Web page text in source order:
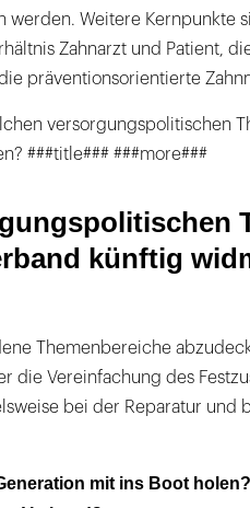
werden. Weitere Kernpunkte
Zahnarzt und Patient,
präventionsorientierte
versorgungspolitischen
###title### ###more###
künftig
Themenbereiche
die Vereinfachung des
bei der Reparatur und
mit ins Boot